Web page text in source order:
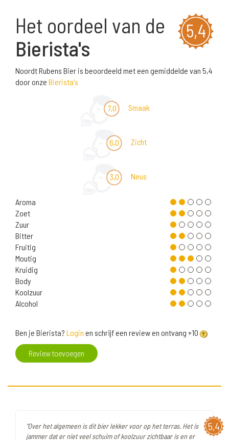
5,4
Het oordeel van de
Bierista's
Noordt Rubens Bier is beoordeeld met een gemiddelde van 5,4
door onze Bierista's
7,0 Smaak
6,0 Zicht
3,0 Neus
Aroma
Zoet
Zuur
Bitter
Fruitig
Moutig
Kruidig
Body
Koolzuur
Alcohol
Ben je Bierista? Login en schrijf een review en ontvang +10
Review toevoegen
5,4
"Over het algemeen is dit bier lekker voor op het terras. Het is
jammer dat er niet veel schuim of koolzuur zichtbaar is en er